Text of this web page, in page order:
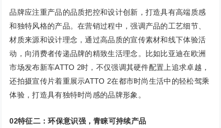
品牌应注重产品的品质把控和设计创新，打造具有高端质感
和独特风格的产品。在营销过程中，强调产品的工艺细节、
材质来源和设计理念，通过高品质的宣传素材和线下体验活
动，向消费者传递品牌的精致生活理念。比如比亚迪在欧洲
市场发布新车ATTO 2时，不仅强调其硬件配置上追求卓越，
还拍摄宣传片着重展示ATTO 2在都市时尚生活中的轻松驾乘
体验，打造具有独特时尚感的品牌形象。
02特征二：环保意识强，青睐可持续产品